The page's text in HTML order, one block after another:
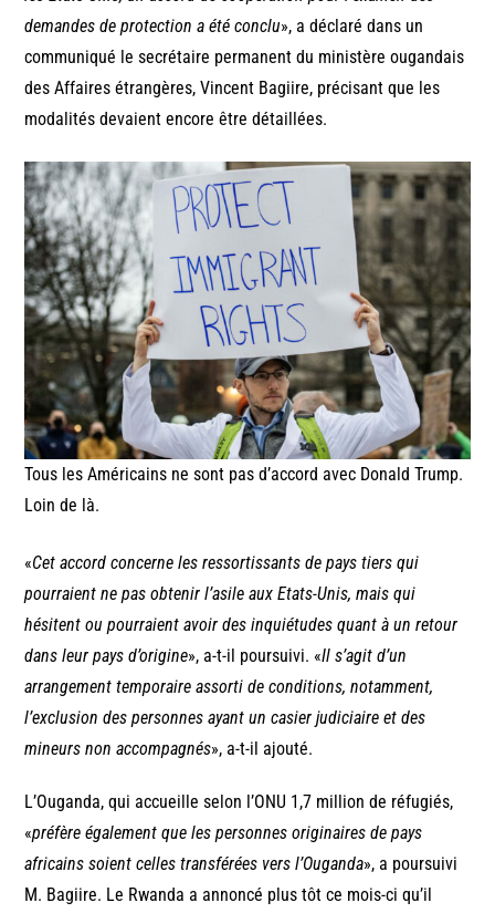
demandes de protection a été conclu», a déclaré dans un
communiqué le secrétaire permanent du ministère ougandais
des Affaires étrangères, Vincent Bagiire, précisant que les
modalités devaient encore être détaillées.
Tous les Américains ne sont pas d’accord avec Donald Trump.
Loin de là.
«Cet accord concerne les ressortissants de pays tiers qui
pourraient ne pas obtenir l’asile aux Etats-Unis, mais qui
hésitent ou pourraient avoir des inquiétudes quant à un retour
dans leur pays d’origine», a-t-il poursuivi. «Il s’agit d’un
arrangement temporaire assorti de conditions, notamment,
l’exclusion des personnes ayant un casier judiciaire et des
mineurs non accompagnés», a-t-il ajouté.
L’Ouganda, qui accueille selon l’ONU 1,7 million de réfugiés,
«préfère également que les personnes originaires de pays
africains soient celles transférées vers l’Ouganda», a poursuivi
M. Bagiire. Le Rwanda a annoncé plus tôt ce mois-ci qu’il